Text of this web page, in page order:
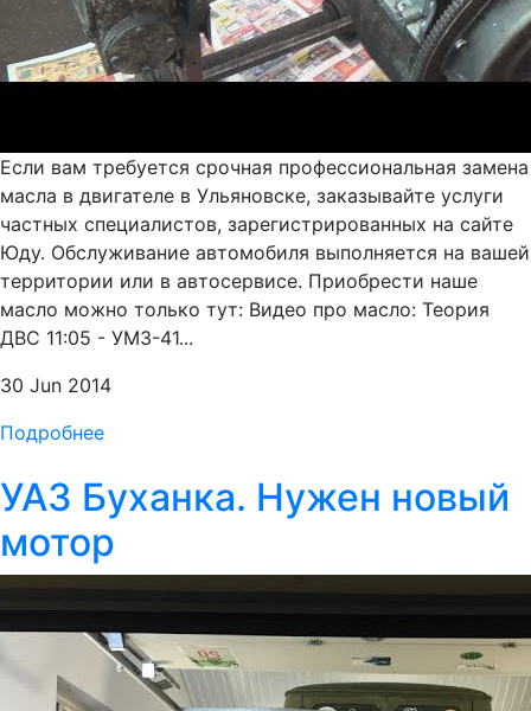
Если вам требуется срочная профессиональная замена
масла в двигателе в Ульяновске, заказывайте услуги
частных специалистов, зарегистрированных на сайте
Юду. Обслуживание автомобиля выполняется на вашей
территории или в автосервисе. Приобрести наше
масло можно только тут: Видео про масло: Теория
ДВС 11:05 - УМЗ-41...
30 Jun 2014
Подробнее
УАЗ Буханка. Нужен новый
мотор